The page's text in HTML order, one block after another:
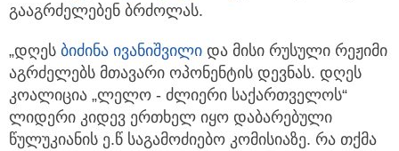
გააგრძელებენ ბრძოლას.
„დღეს ბიძინა ივანიშვილი და მისი რუსული რეჟიმი
აგრძელებს მთავარი ოპონენტის დევნას. დღეს
კოალიცია „ლელო - ძლიერი საქართველოს“
ლიდერი კიდევ ერთხელ იყო დაბარებული
წულუკიანის ე.წ საგამოძიებო კომისიაზე. რა თქმა